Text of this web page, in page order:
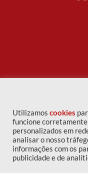
Utilizamos cookies
funcione
personalizados em
analisar o nosso
informações com os
publicidade e de